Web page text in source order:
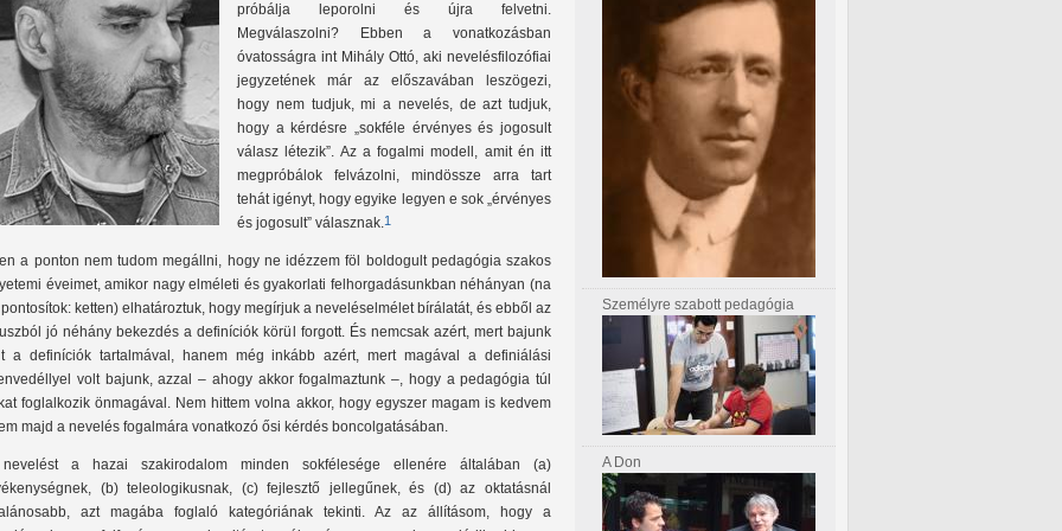
próbálja leporolni és újra felvetni.
Megválaszolni? Ebben a vonatkozásban
óvatosságra int Mihály Ottó, aki nevelésfilozófiai
jegyzetének már az előszavában leszögezi,
hogy nem tudjuk, mi a nevelés, de azt tudjuk,
hogy a kérdésre „sokféle érvényes és jogosult
válasz létezik”. Az a fogalmi modell, amit én itt
megpróbálok felvázolni, mindössze arra tart
tehát igényt, hogy egyike legyen e sok „érvényes
és jogosult” válasznak.1
a ponton nem tudom megállni, hogy ne idézzem föl boldogult pedagógia szakos
éveimet, amikor nagy elméleti és gyakorlati felhorgadásunkban néhányan (na
ketten) elhatároztuk, hogy megírjuk a neveléselmélet bírálatát, és ebből az
jó néhány bekezdés a definíciók körül forgott. És nemcsak azért, mert bajunk
a definíciók tartalmával, hanem még inkább azért, mert magával a definiálási
volt bajunk, azzal – ahogy akkor fogalmaztunk –, hogy a pedagógia túl
foglalkozik önmagával. Nem hittem volna akkor, hogy egyszer magam is kedvem
majd a nevelés fogalmára vonatkozó ősi kérdés boncolgatásában.
a hazai szakirodalom minden sokfélesége ellenére általában (a)
(b) teleologikusnak, (c) fejlesztő jellegűnek, és (d) az oktatásnál
azt magába foglaló kategóriának tekinti. Az az állításom, hogy a
Személyre szabott pedagógia
A Don